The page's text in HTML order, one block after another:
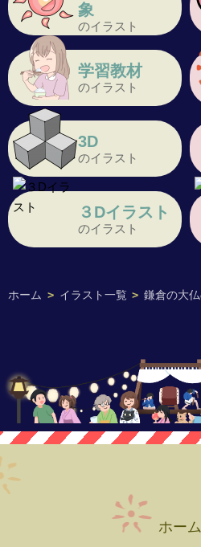
ホーム > イラスト一覧 > 鎌倉の大
象
のイラスト
学習教材
のイラスト
3D
のイラスト
３Dイラスト
のイラスト
ホーム